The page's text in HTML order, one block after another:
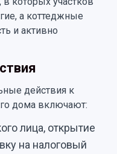
а коттеджные
и активно
действия к
дома включают:
лица, открытие
на налоговый